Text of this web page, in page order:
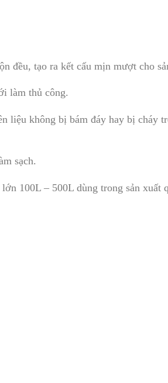
đều, tạo ra kết cấu mịn mượt cho
làm thủ công.
liệu không bị bám đáy hay bị cháy
sạch.
100L – 500L dùng trong sản xuất